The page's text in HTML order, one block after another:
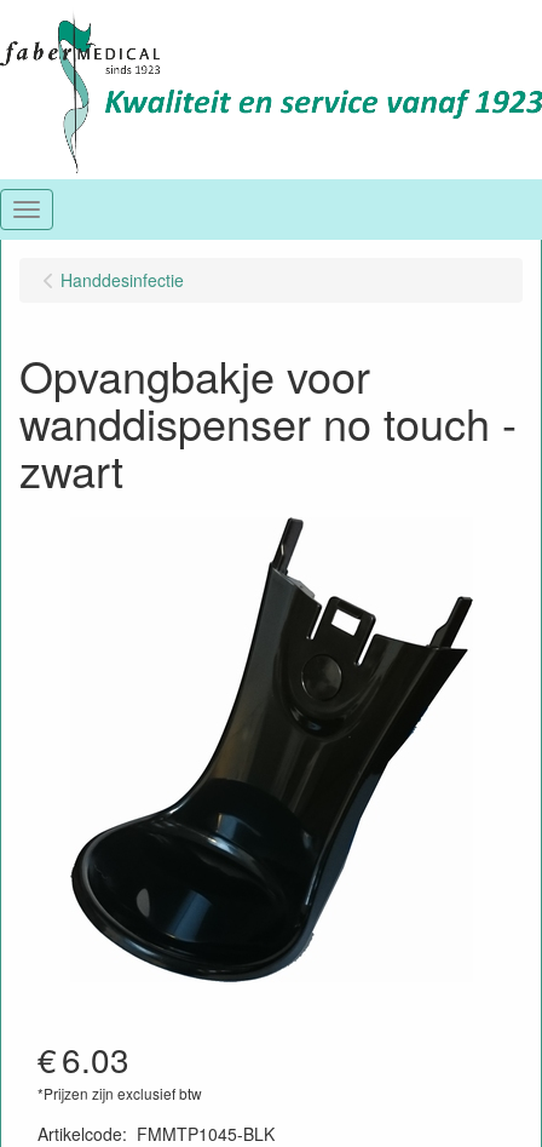
Menu
Handdesinfectie
Opvangbakje voor
wanddispenser no touch -
zwart
€6.03
*Prijzen zijn exclusief btw
Artikelcode: FMMTP1045-BLK